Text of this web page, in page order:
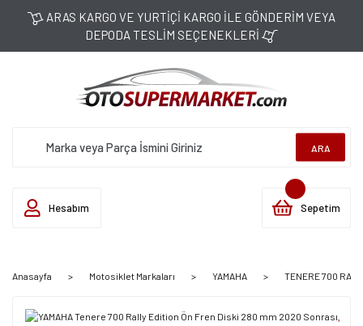
ARAS KARGO VE YURTİÇİ KARGO İLE GÖNDERİM VEYA
DEPODA TESLİM SEÇENEKLERİ
ARA
Hesabım Sepetim
Anasayfa Motosiklet Markaları YAMAHA TENERE 700